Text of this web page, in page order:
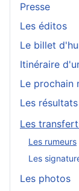
Presse
Les éditos
Le billet
Itinéraire
Le prochain
Les résultats
Les
Les rumeurs
Les
Les photos